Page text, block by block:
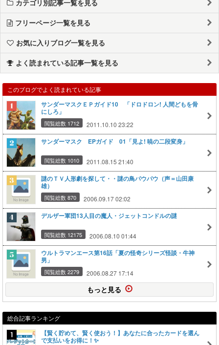
カテゴリ別記事一覧を見る
フリーページ一覧を見る
お気に入りブログ一覧を見る
よく読まれている記事一覧を見る
このブログでよく読まれている記事
サンダーマスクＥＰガイド10 「ドロドロン! 人間どもを骨
にしろ」
閲覧総数 1712 2011.10.10 23:22
サンダーマスク EPガイド 01「見よ! 暁の二段変身」
閲覧総数 1010 2011.08.15 21:40
謎のＴＶ人形劇を探して・・謎の鳥パウパウ（声＝山田康
雄）
閲覧総数 870 2006.09.17 02:02
デルザー軍団13人目の魔人・ジェットコンドルの謎
閲覧総数 12175 2006.08.10 01:44
ウルトラマンエース第16話「夏の怪奇シリーズ怪談・牛神
男」
閲覧総数 2279 2006.08.27 17:14
もっと見る
総合記事ランキング
【賢く貯めて、賢く使おう！】あなたに合ったカードを選ん
で支払いをお得に！✨